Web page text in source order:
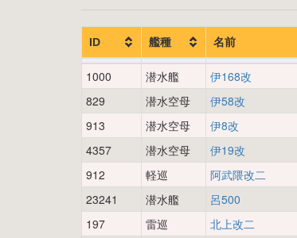
ID 艦種 名前
1000 潜水艦 伊168改
829
潜水空母 伊58改
913
潜水空母 伊8改
4357
潜水空母 伊19改
912
軽巡 阿武隈改二
23241
潜水艦 呂500
197
雷巡 北上改二